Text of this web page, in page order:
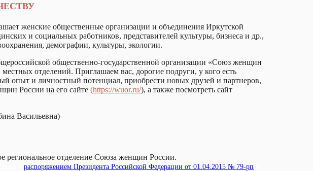
женские общественные организации и объединения Иркутской
и социальных работников, представителей культуры, бизнеса и др.,
демографии, культуры, экологии.
общественно-государственной организации «Союз женщин
отделений. Приглашаем вас, дорогие подруги, у кого есть
опыт и личностный потенциал, приобрести новых друзей и партнеров,
России на его сайте (https://wuor.ru/), а также посмотреть сайт
Васильевна)
распоряжением Президента Российской Федерации от 01.04.2015 № 79-рп
региональное отделение Союза женщин России.